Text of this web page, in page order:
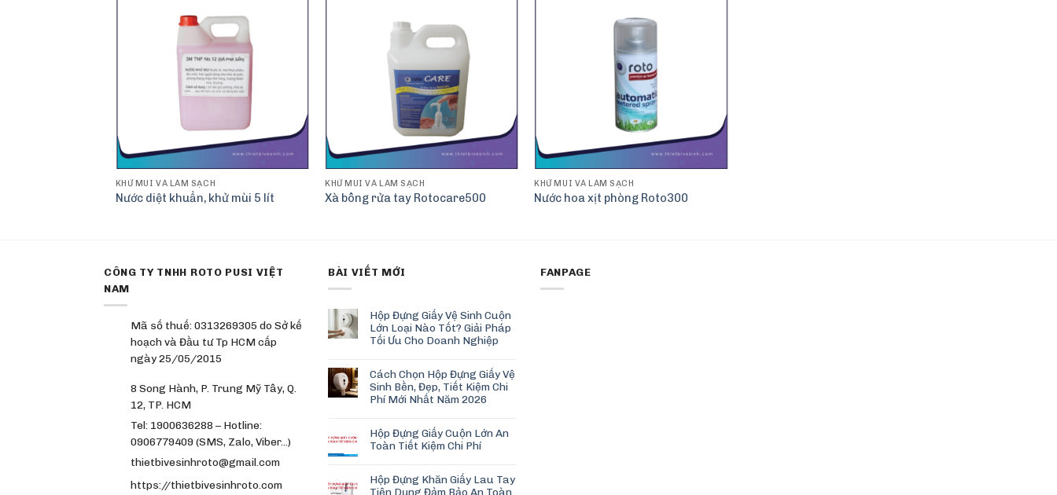
KHỬ MÙI VÀ LÀM SẠCH
Nước diệt khuẩn, khử mùi 5 lít
KHỬ MÙI VÀ LÀM SẠCH
Xà bông rửa tay Rotocare500
KHỬ MÙI VÀ LÀM SẠCH
Nước hoa xịt phòng Roto300
CÔNG TY TNHH ROTO PUSI VIỆT
NAM
Mã số thuế: 0313269305 do Sở kế
hoạch và Đầu tư Tp HCM cấp
ngày 25/05/2015
8 Song Hành, P. Trung Mỹ Tây, Q.
12, TP. HCM
Tel: 1900636288 – Hotline:
0906779409 (SMS, Zalo, Viber…)
thietbivesinhroto@gmail.com
https://thietbivesinhroto.com
BÀI VIẾT MỚI
Hộp Đựng Giấy Vệ Sinh Cuộn
Lớn Loại Nào Tốt? Giải Pháp
Tối Ưu Cho Doanh Nghiệp
Cách Chọn Hộp Đựng Giấy Vệ
Sinh Bền, Đẹp, Tiết Kiệm Chi
Phí Mới Nhất Năm 2026
Hộp Đựng Giấy Cuộn Lớn An
Toàn Tiết Kiệm Chi Phí
Hộp Đựng Khăn Giấy Lau Tay
Tiện Dụng Đảm Bảo An Toàn
FANPAGE